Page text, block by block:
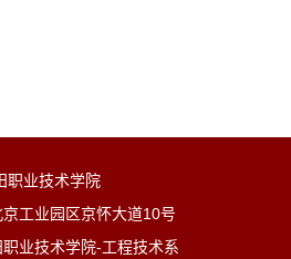
职业技术学院
工业园区京怀大道10号
业技术学院-工程技术系